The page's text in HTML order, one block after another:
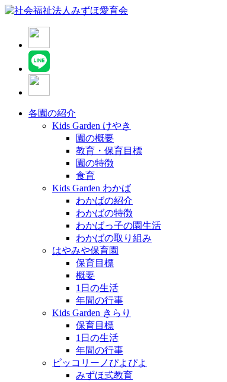
各園の紹介
Kids Garden けやき
園の概要
教育・保育目標
園の特徴
食育
Kids Garden わかば
わかばの紹介
わかばの特徴
わかばっ子の園生活
わかばの取り組み
はやみや保育園
保育目標
概要
1日の生活
年間の行事
Kids Garden きらり
保育目標
1日の生活
年間の行事
ピッコリーノぴよぴよ
みずほ式教育